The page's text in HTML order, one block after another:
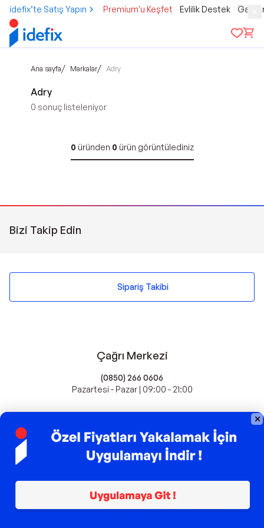
idefix’te Satış Yapın Premium'u Keşfet Evlilik Destek
Ana sayfa/ Markalar/ Adry
Adry
0 sonuç listeleniyor
0 üründen 0 ürün görüntülediniz
Bizi Takip Edin
Popüler Markalar
Farmasi
Xiaomi
Lavazza
Fashcolle
Pro Plan
Sipariş Takibi
Çağrı Merkezi
(0850) 266 0606
Pazartesi - Pazar | 09:00 - 21:00